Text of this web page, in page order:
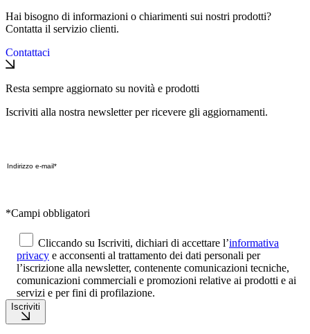
Hai bisogno di informazioni o chiarimenti sui nostri prodotti?
Contatta il servizio clienti.
Contattaci
Resta sempre aggiornato su novità e prodotti
Iscriviti alla nostra newsletter per ricevere gli aggiornamenti.
*Campi obbligatori
Cliccando su Iscriviti, dichiari di accettare l’informativa
privacy e acconsenti al trattamento dei dati personali per
l’iscrizione alla newsletter, contenente comunicazioni tecniche,
comunicazioni commerciali e promozioni relative ai prodotti e ai
servizi e per fini di profilazione.
Iscriviti